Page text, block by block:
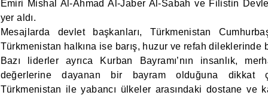
Emiri Mishal Al-Ahmad Al-Jaber Al-Sabah ve Filistin
yer aldı.
Mesajlarda devlet başkanları, Türkmenistan
Türkmenistan halkına ise barış, huzur ve refah dileklerinde
Bazı liderler ayrıca Kurban Bayramı’nın insanlık,
değerlerine dayanan bir bayram olduğuna dikkat
Türkmenistan ile yabancı ülkeler arasındaki dostane ve